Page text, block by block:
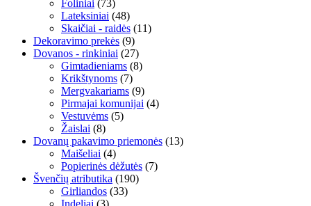
Foliniai (73)
Lateksiniai (48)
Skaičiai - raidės (11)
Dekoravimo prekės (9)
Dovanos - rinkiniai (27)
Gimtadieniams (8)
Krikštynoms (7)
Mergvakariams (9)
Pirmajai komunijai (4)
Vestuvėms (5)
Žaislai (8)
Dovanų pakavimo priemonės (13)
Maišeliai (4)
Popierinės dėžutės (7)
Švenčių atributika (190)
Girliandos (33)
Indeliai (3)